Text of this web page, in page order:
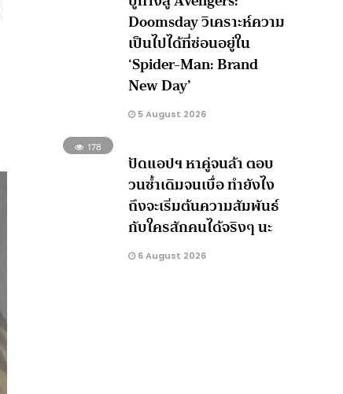
Doomsday วิเคราะห์ความ
เป็นไปได้ที่ซ่อนอยู่ใน
‘Spider-Man: Brand
New Day’
5 August 2026
178
ปัดแอปฯ หาคู่จนล้า ตอบ
วนซ้ำเดิมจนเบื่อ ทำยังไง
ถึงจะเริ่มต้นความสัมพันธ์
กับใครสักคนได้จริงๆ นะ
6 August 2026